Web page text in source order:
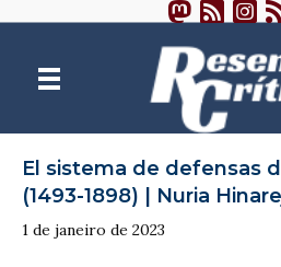
El sistema de defensas
(1493-1898) | Nuria
1 de janeiro de 2023